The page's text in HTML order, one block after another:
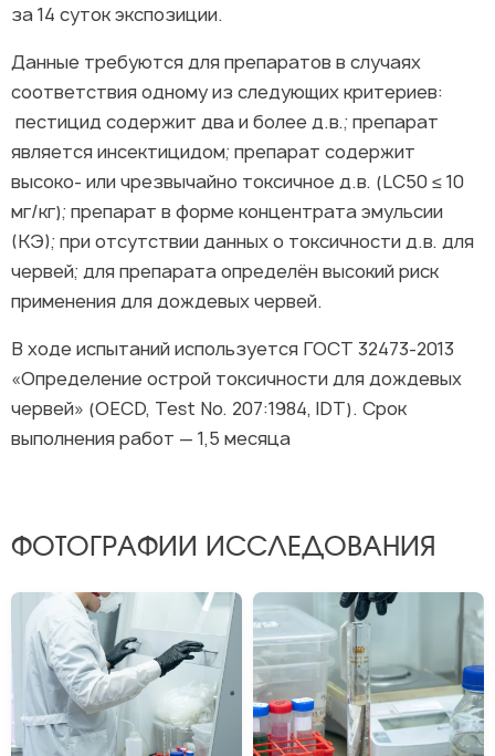
за 14 суток экспозиции.
Данные требуются для препаратов в случаях
соответствия одному из следующих критериев:
пестицид содержит два и более д.в.; препарат
является инсектицидом; препарат содержит
высоко- или чрезвычайно токсичное д.в. (LC50 ≤ 10
мг/кг); препарат в форме концентрата эмульсии
(КЭ); при отсутствии данных о токсичности д.в. для
червей; для препарата определён высокий риск
применения для дождевых червей.
В ходе испытаний используется ГОСТ 32473-2013
«Определение острой токсичности для дождевых
червей» (OECD, Test No. 207:1984, IDT). Срок
выполнения работ — 1,5 месяца
ФОТОГРАФИИ ИССЛЕДОВАНИЯ